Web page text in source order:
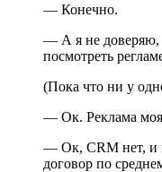
— Конечно.
— А я не доверяю,
посмотреть
(Пока что ни у
— Ок. Реклама
— Ок, CRM нет, и
договор по